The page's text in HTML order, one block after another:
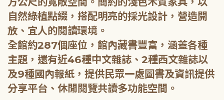
自然綠植點綴，搭配明亮的採光設計，營造開
放、宜人的閱讀環境。
全館約287個座位，館內藏書豐富，涵蓋各種
主題，還有近46種中文雜誌、2種西文雜誌以
及9種國內報紙，提供民眾一處圖書及資訊提供